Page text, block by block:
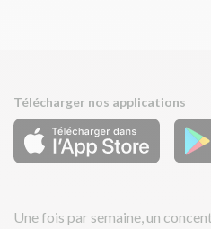
Télécharger nos applications
Une fois par semaine, un